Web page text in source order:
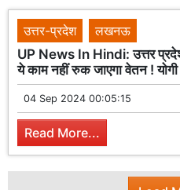
उत्तर-प्रदेश
लखनऊ
UP News In Hindi: उत्तर
ये काम नहीं रुक जाएगा वेतन !
04 Sep 2024 00:05:15
Read More...